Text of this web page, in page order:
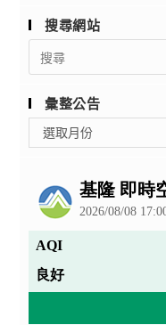
搜尋網站
Search
for:
彙整公告
整
選取月份